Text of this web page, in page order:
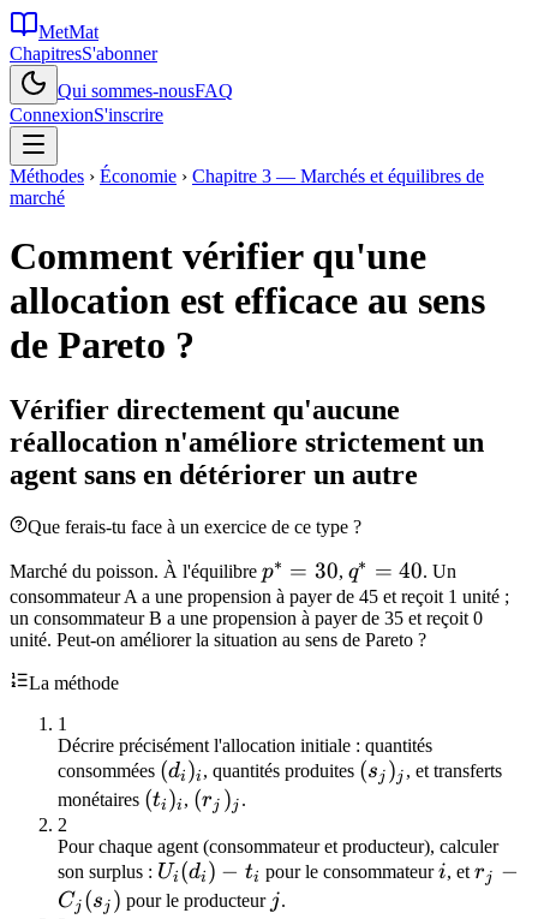
MetMat
ChapitresS'abonner
Qui sommes-nousFAQ
ConnexionS'inscrire
Méthodes › Économie › Chapitre 3 — Marchés et équilibres de
marché
Comment vérifier qu'une
allocation est efficace au sens
de Pareto ?
Vérifier directement qu'aucune
réallocation n'améliore strictement un
agent sans en détériorer un autre
Que ferais-tu face à un exercice de ce type ?
Marché du poisson. À l'équilibre p^*
=
30
p∗ = 30, q^*
=
40
q∗ = 40. Un
consommateur A a une propension à payer de 45 et reçoit 1 unité ;
un consommateur B a une propension à payer de 35 et reçoit 0
unité. Peut-on améliorer la situation au sens de Pareto ?
La méthode
1
Décrire précisément l'allocation initiale : quantités
consommées (d_i)_i
(di )i , quantités produites (s_j)_j
(sj )j , et transferts
monétaires (t_i)_i
(ti )i , (r_j)_j
(rj )j .
2
Pour chaque agent (consommateur et producteur), calculer
son surplus : U_i(d_i)
- t_i
Ui (di ) − ti pour le consommateuri
i, et r_j -
rj −
Cj (sj ) pour le producteur j
j.